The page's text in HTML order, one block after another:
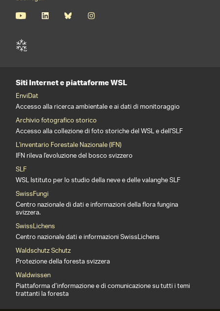
Siti Internet e piattaforme WSL
EnviDat
Accesso alla ricerca ambientale e ai dati di monitoraggio
Archivio fotografico storico
Accesso alla collezione di foto storiche del WSL e dell'SLF
L'inventario Forestale Nazionale (IFN)
IFN rileva l'evoluzione del bosco svizzero
SLF
WSL Istituto per lo studio della neve e delle valanghe SLF
SwissFungi
Centro nazionale di dati e informazioni della flora fungina
svizzera.
SwissLichens
Centro nazionale dati e informazioni SwissLichens
Waldschutz Schutz
Protezione della foresta svizzera
Waldwissen
Piattaforma d’informazione e di comunicazione su tutti i temi
trattanti la foresta